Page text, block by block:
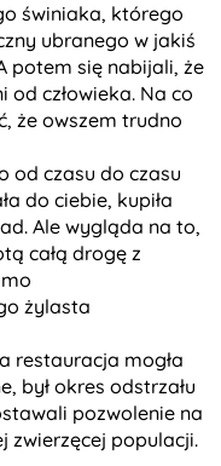
świniaka, którego
ubranego w jakiś
potem się nabijali, że
człowieka. Na co
że owszem trudno
od czasu do czasu
do ciebie, kupiła
Ale wygląda na to,
całą drogę z
żylasta
restauracja mogła
był okres odstrzału
pozwolenie na
zwierzęcej populacji.